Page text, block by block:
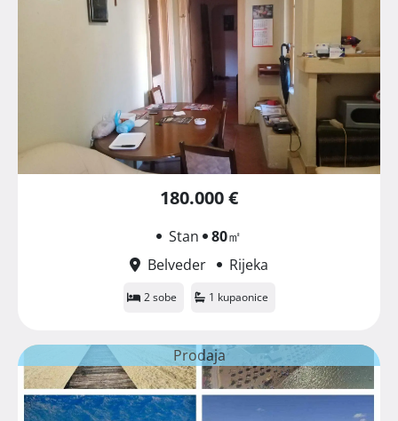
180.000 €
Stan 80㎡
Belveder
Rijeka
2 sobe 1 kupaonice
Prodaja